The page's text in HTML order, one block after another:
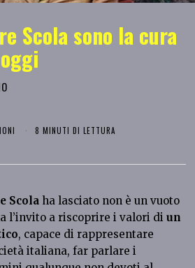
Scola sono la cura
8 MINUTI DI LETTURA
Scola ha lasciato non è un vuoto
l’invito a riscoprire i valori diun
, capace di rappresentare
italiana, far parlare i